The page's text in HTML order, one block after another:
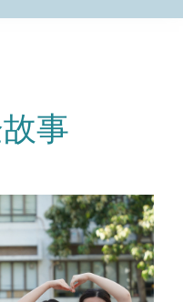
事